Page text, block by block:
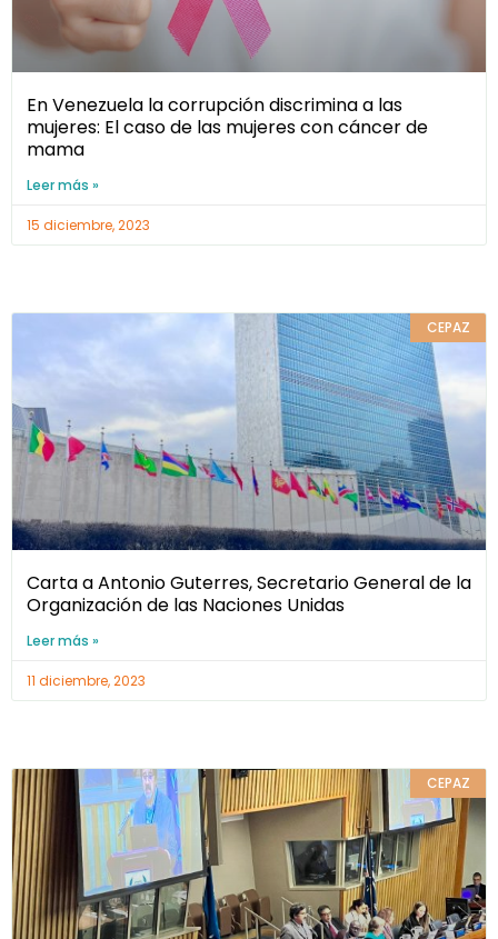
En Venezuela la corrupción discrimina a las
mujeres: El caso de las mujeres con cáncer de
mama
Leer más »
15 diciembre, 2023
CEPAZ
Carta a Antonio Guterres, Secretario General de la
Organización de las Naciones Unidas
Leer más »
11 diciembre, 2023
CEPAZ